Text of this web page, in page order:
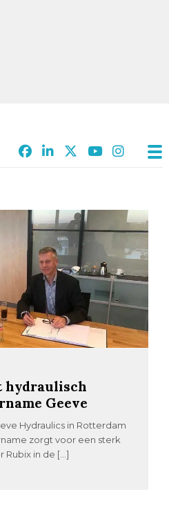
hydraulisch
Geeve
Hydraulics in Rotterdam
zorgt voor een sterk
Rubix in de […]